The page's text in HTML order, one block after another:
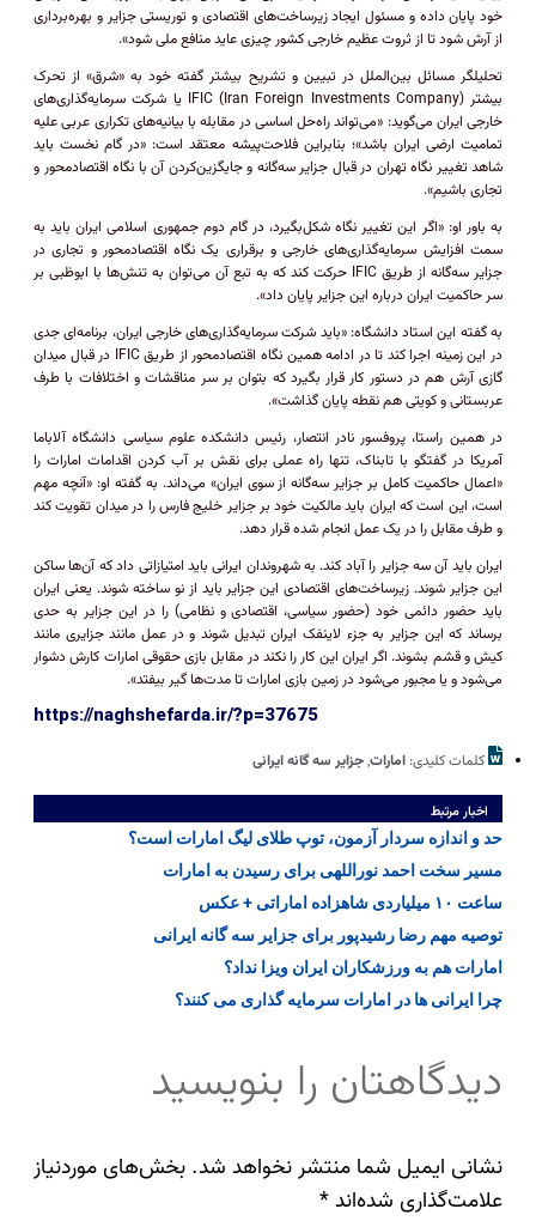
خود پایان داده و مسئول ایجاد زیرساخت‌های اقتصادی و توریستی جزایر و بهره‌برداری
از آرش شود تا از ثروت عظیم خارجی کشور چیزی عاید منافع ملی شود».
تحلیلگر مسائل بین‌الملل در تبیین و تشریح بیشتر گفته خود به «شرق» از تحرک
بیشتر IFIC (Iran Foreign Investments Company) یا شرکت سرمایه‌گذاری‌های
خارجی ایران می‌گوید: «می‌تواند راه‌حل اساسی در مقابله با بیانیه‌های تکراری عربی علیه
تمامیت ارضی ایران باشد»؛ بنابراین فلاحت‌پیشه معتقد است: «در گام نخست باید
شاهد تغییر نگاه تهران در قبال جزایر سه‌گانه و جایگزین‌کردن آن با نگاه اقتصاد‌محور و
تجاری باشیم».
به باور او: «اگر این تغییر نگاه شکل‌بگیرد، در گام دوم جمهوری اسلامی ایران باید به
سمت افزایش سرمایه‌گذاری‌های خارجی و برقراری یک نگاه اقتصاد‌محور و تجاری در
جزایر سه‌گانه از طریق IFIC حرکت کند که به تبع آن می‌توان به تنش‌ها با ابوظبی بر
سر حاکمیت ایران درباره این جزایر پایان داد».
به گفته این استاد دانشگاه: «باید شرکت سرمایه‌گذاری‌های خارجی ایران، برنامه‌ای جدی
در این زمینه اجرا کند تا در ادامه همین نگاه اقتصاد‌محور از طریق IFIC در قبال میدان
گازی آرش هم در دستور کار قرار بگیرد که بتوان بر سر مناقشات و اختلافات با طرف
عربستانی و کویتی هم نقطه پایان گذاشت».
در همین راستا، پروفسور نادر انتصار، رئیس دانشکده علوم سیاسی دانشگاه آلاباما
آمریکا در گفتگو با تابناک، تنها راه عملی برای نقش بر آب کردن اقدامات امارات را
«اعمال حاکمیت کامل بر جزایر سه‌گانه از سوی ایران» می‌داند. به گفته او: «آنچه مهم
است، این است که ایران باید مالکیت خود بر جزایر خلیج فارس را در میدان تقویت کند
و طرف مقابل را در یک عمل انجام شده قرار دهد.
ایران باید آن سه جزایر را آباد کند. به شهروندان ایرانی باید امتیازاتی داد که آن‌ها ساکن
این جزایر شوند. زیرساخت‌های اقتصادی این جزایر باید از نو ساخته شوند. یعنی ایران
باید حضور دائمی خود (حضور سیاسی، اقتصادی و نظامی) را در این جزایر به حدی
برساند که این جزایر به جزء لاینفک ایران تبدیل شوند و در عمل مانند جزایری مانند
کیش و قشم بشوند. اگر ایران این کار را نکند در مقابل بازی حقوقی امارات کارش دشوار
می‌شود و یا مجبور می‌شود در زمین بازی امارات تا مدت‌ها گیر بیفتد».
https://naghshefarda.ir/?p=37675
کلمات کلیدی: امارات,جزایر سه گانه ایرانی
اخبار مرتبط
حد و اندازه سردار آزمون، توپ طلای لیگ امارات است؟
مسیر سخت احمد نوراللهی برای رسیدن به امارات
ساعت ۱۰ میلیاردی شاهزاده اماراتی + عکس
توصیه مهم رضا رشیدپور برای جزایر سه گانه ایرانی
امارات هم به ورزشکاران ایران ویزا نداد؟
چرا ایرانی ها در امارات سرمایه گذاری می کنند؟
دیدگاهتان را بنویسید
نشانی ایمیل شما منتشر نخواهد شد. بخش‌های موردنیاز
علامت‌گذاری شده‌اند*